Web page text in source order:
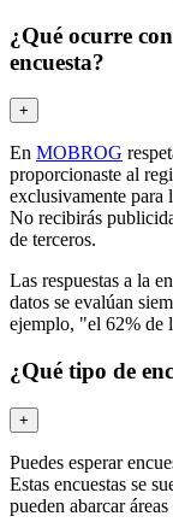
¿Qué ocurre
encuesta?
+
En MOBROG
proporcionaste al
exclusivamente para
No recibirás
de terceros.
Las respuestas a la
datos se evalúan
ejemplo, "el 62% de
¿Qué tipo de
+
Puedes esperar
Estas encuestas se
pueden abarcar